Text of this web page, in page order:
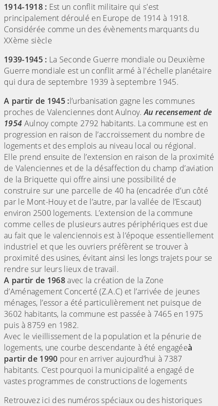
1914-1918 : Est un conflit militaire qui s'est
principalement déroulé en Europe de 1914 à 1918.
Considérée comme un des évènements marquants du
XXème siècle
1939-1945 : La Seconde Guerre mondiale ou Deuxième
Guerre mondiale est un conflit armé à l'échelle planétaire
qui dura de septembre 1939 à septembre 1945.
A partir de 1945 :l’urbanisation gagne les communes
proches de Valenciennes dont Aulnoy.Au recensement de
1954 Aulnoy compte 2792 habitants. La commune est en
progression en raison de l’accroissement du nombre de
logements et des emplois au niveau local ou régional.
Elle prend ensuite de l’extension en raison de la proximité
de Valenciennes et de la désaffection du champ d’aviation
de la Briquette qui offre ainsi une possibilité de
construire sur une parcelle de 40 ha (encadrée d’un côté
par le Mont-Houy et de l’autre, par la vallée de l’Escaut)
environ 2500 logements. L’extension de la commune
comme celles de plusieurs autres périphériques est due
au fait que le valenciennois est à l’époque essentiellement
industriel et que les ouvriers préfèrent se trouver à
proximité des usines, évitant ainsi les longs trajets pour se
rendre sur leurs lieux de travail.
A partir de 1968avec la création de la Zone
d’Aménagement Concerté (Z.A.C) et l’arrivée de jeunes
ménages, l’essor a été particulièrement net puisque de
3602 habitants, la commune est passée à 7465 en 1975
puis à 8759 en 1982.
Avec le vieillissement de la population et la pénurie de
logements, une courbe descendante à été engagéeà
partir de 1990 pour en arriver aujourd’hui à 7387
habitants. C’est pourquoi la municipalité a engagé de
vastes programmes de constructions de logements
Retrouvez ici des numéros spéciaux ou des historiques